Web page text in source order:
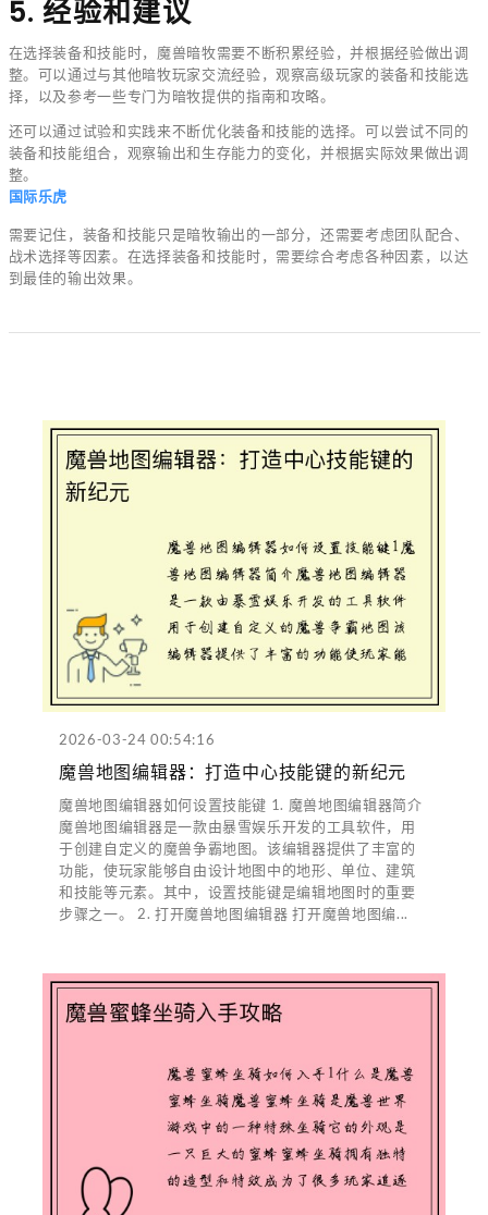
5. 经验和建议
在选择装备和技能时，魔兽暗牧需要不断积累经验，并根据经验做出调
整。可以通过与其他暗牧玩家交流经验，观察高级玩家的装备和技能选
择，以及参考一些专门为暗牧提供的指南和攻略。
还可以通过试验和实践来不断优化装备和技能的选择。可以尝试不同的
装备和技能组合，观察输出和生存能力的变化，并根据实际效果做出调
整。
国际乐虎
需要记住，装备和技能只是暗牧输出的一部分，还需要考虑团队配合、
战术选择等因素。在选择装备和技能时，需要综合考虑各种因素，以达
到最佳的输出效果。
2026-03-24 00:54:16
魔兽地图编辑器：打造中心技能键的新纪元
魔兽地图编辑器如何设置技能键 1. 魔兽地图编辑器简介
魔兽地图编辑器是一款由暴雪娱乐开发的工具软件，用
于创建自定义的魔兽争霸地图。该编辑器提供了丰富的
功能，使玩家能够自由设计地图中的地形、单位、建筑
和技能等元素。其中，设置技能键是编辑地图时的重要
步骤之一。 2. 打开魔兽地图编辑器 打开魔兽地图编...